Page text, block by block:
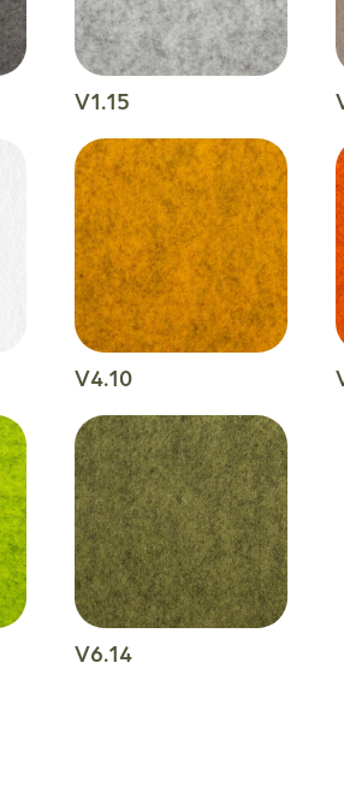
V1.15
V4.10
V6.14